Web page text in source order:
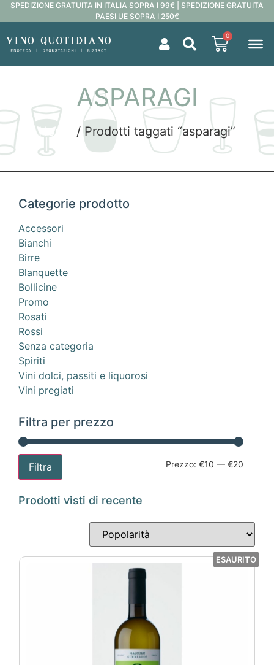
SPEDIZIONE GRATUITA IN ITALIA SOPRA I 99€ | SPEDIZIONE GRATUITA
PAESI UE SOPRA I 250€
0
ASPARAGI
Home / Prodotti taggati “asparagi”
Categorie prodotto
Accessori
Bianchi
Birre
Blanquette
Bollicine
Promo
Rosati
Rossi
Senza categoria
Spiriti
Vini dolci, passiti e liquorosi
Vini pregiati
Filtra per prezzo
Filtra Prezzo: €10 — €20
Prodotti visti di recente
ESAURITO